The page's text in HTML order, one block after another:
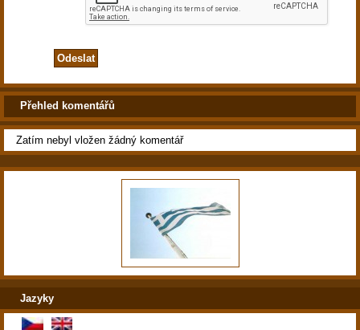
Přehled komentářů
Zatím nebyl vložen žádný komentář
Jazyky